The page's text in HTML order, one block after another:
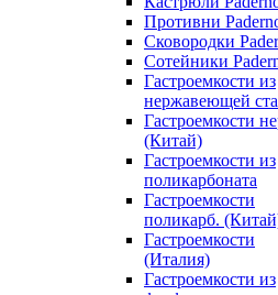
Противни
Сковородки
Сотейники
Гастроемкости из
нержавеющей
Гастроемкости
(Китай)
Гастроемкости из
поликарбоната
Гастроемкости
поликарб.
Гастроемкости
(Италия)
Гастроемкости из